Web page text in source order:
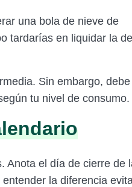
una bola de nieve de
tardarías en liquidar la
Sin embargo,
tu nivel de consumo.
Anota el día de cierre de
la diferencia